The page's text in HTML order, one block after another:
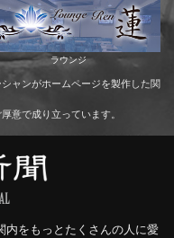
ラウンジ
ャンがホームページを製作した関
意で成り立っています。
内をもっとたくさんの人に愛